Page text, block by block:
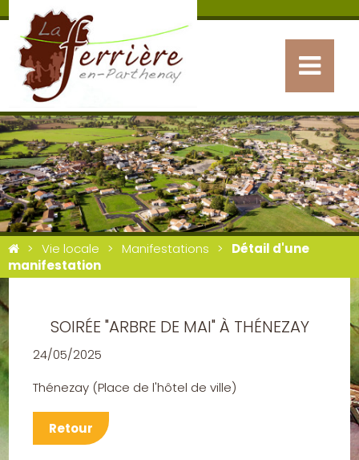
Vie locale Manifestations
Détail d'une
manifestation
SOIRÉE "ARBRE DE MAI" À THÉNEZAY
24/05/2025
Thénezay (Place de l'hôtel de ville)
Retour